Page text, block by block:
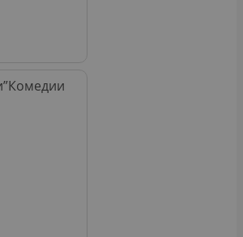
Комедии